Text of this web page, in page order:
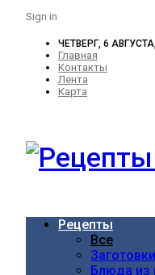
Sign in
ЧЕТВЕРГ, 6
Главная
Контакты
Лента
Карта
Рецепты
Все
Заготовки
Блюда из